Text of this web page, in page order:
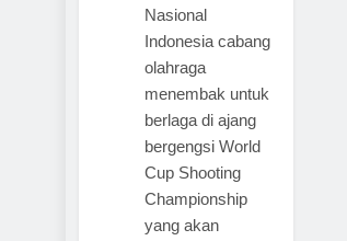
Nasional
Indonesia cabang
olahraga
menembak untuk
berlaga di ajang
bergengsi World
Cup Shooting
Championship
yang akan